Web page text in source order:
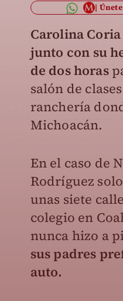
Carolina
junto con su
de dos horas
salón de
ranchería
Michoacán.
En el caso de
Rodríguez
unas siete
colegio en
nunca hizo a
sus padres
auto.